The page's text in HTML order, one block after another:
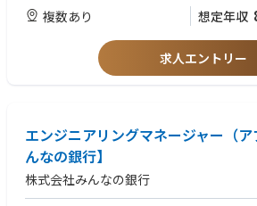
シャリストも数多く在籍しています。
ー、スタートアップ的な組織でありながらも、
ことなく、新しい⾦融の模索にスピード感を持
■ビジネスの変化の速さに対応していくために
おり、その開発を支えるインフラエンジニアを
ネジメントに関わる管理者を募集しております。
■みんなの銀行／ゼロバンク・デザインファク
的な成長のために安定したインフラの提供、信
■エンジニアの採用業務経験（書類選考、面接
ング等）
複数あり 想定年収
求人エントリー
エンジニアリングマネージャー（
んなの銀行】
株式会社みんなの銀行